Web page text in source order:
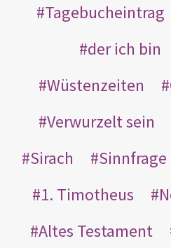
Tagebucheintrag
der ich bin
Wüstenzeiten
Verwurzelt sein
Sirach
Sinnfrage
1. Timotheus
Altes Testament